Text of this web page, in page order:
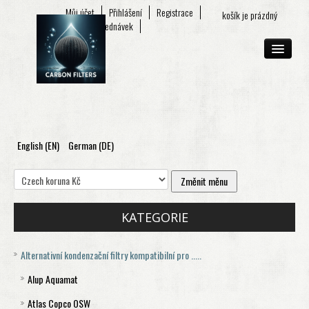
košík je prázdný
Můj účet Přihlášení
Registrace
Seznam objednávek
O FIRMĚ
E-SHOP
English (EN) German (DE)
KATEGORIE
Alternativní kondenzační filtry kompatibilní pro .....
Alup Aquamat
Aquamat 120
Atlas Copco OSW